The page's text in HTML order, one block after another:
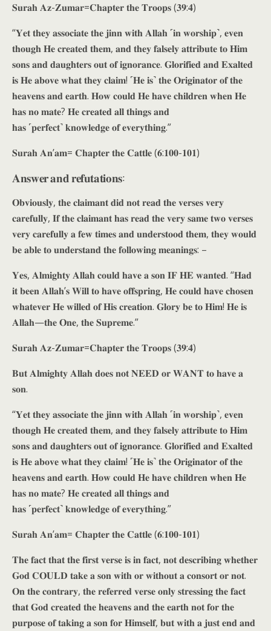
𝐒𝐮𝐫𝐚𝐡 𝐀𝐳-𝐙𝐮𝐦𝐚𝐫=𝐂𝐡𝐚𝐩𝐭𝐞𝐫 𝐭𝐡𝐞 𝐓𝐫𝐨𝐨𝐩𝐬 (𝟑𝟗:𝟒)
“𝐘𝐞𝐭 𝐭𝐡𝐞𝐲 𝐚𝐬𝐬𝐨𝐜𝐢𝐚𝐭𝐞 𝐭𝐡𝐞 𝐣𝐢𝐧𝐧 𝐰𝐢𝐭𝐡 𝐀𝐥𝐥𝐚𝐡 ˹𝐢𝐧 𝐰𝐨𝐫𝐬𝐡𝐢𝐩˺, 𝐞𝐯𝐞𝐧
𝐭𝐡𝐨𝐮𝐠𝐡 𝐇𝐞 𝐜𝐫𝐞𝐚𝐭𝐞𝐝 𝐭𝐡𝐞𝐦, 𝐚𝐧𝐝 𝐭𝐡𝐞𝐲 𝐟𝐚𝐥𝐬𝐞𝐥𝐲 𝐚𝐭𝐭𝐫𝐢𝐛𝐮𝐭𝐞 𝐭𝐨 𝐇𝐢𝐦
𝐬𝐨𝐧𝐬 𝐚𝐧𝐝 𝐝𝐚𝐮𝐠𝐡𝐭𝐞𝐫𝐬 𝐨𝐮𝐭 𝐨𝐟 𝐢𝐠𝐧𝐨𝐫𝐚𝐧𝐜𝐞. 𝐆𝐥𝐨𝐫𝐢𝐟𝐢𝐞𝐝 𝐚𝐧𝐝 𝐄𝐱𝐚𝐥𝐭𝐞𝐝
𝐢𝐬 𝐇𝐞 𝐚𝐛𝐨𝐯𝐞 𝐰𝐡𝐚𝐭 𝐭𝐡𝐞𝐲 𝐜𝐥𝐚𝐢𝐦! ˹𝐇𝐞 𝐢𝐬˺ 𝐭𝐡𝐞 𝐎𝐫𝐢𝐠𝐢𝐧𝐚𝐭𝐨𝐫 𝐨𝐟 𝐭𝐡𝐞
𝐡𝐞𝐚𝐯𝐞𝐧𝐬 𝐚𝐧𝐝 𝐞𝐚𝐫𝐭𝐡. 𝐇𝐨𝐰 𝐜𝐨𝐮𝐥𝐝 𝐇𝐞 𝐡𝐚𝐯𝐞 𝐜𝐡𝐢𝐥𝐝𝐫𝐞𝐧 𝐰𝐡𝐞𝐧 𝐇𝐞
𝐡𝐚𝐬 𝐧𝐨 𝐦𝐚𝐭𝐞? 𝐇𝐞 𝐜𝐫𝐞𝐚𝐭𝐞𝐝 𝐚𝐥𝐥 𝐭𝐡𝐢𝐧𝐠𝐬 𝐚𝐧𝐝
𝐡𝐚𝐬 ˹𝐩𝐞𝐫𝐟𝐞𝐜𝐭˺ 𝐤𝐧𝐨𝐰𝐥𝐞𝐝𝐠𝐞 𝐨𝐟 𝐞𝐯𝐞𝐫𝐲𝐭𝐡𝐢𝐧𝐠.”
𝐒𝐮𝐫𝐚𝐡 𝐀𝐧’𝐚𝐦= 𝐂𝐡𝐚𝐩𝐭𝐞𝐫 𝐭𝐡𝐞 𝐂𝐚𝐭𝐭𝐥𝐞 (𝟔:𝟏𝟎𝟎-𝟏𝟎𝟏)
𝐀𝐧𝐬𝐰𝐞𝐫 𝐚𝐧𝐝 𝐫𝐞𝐟𝐮𝐭𝐚𝐭𝐢𝐨𝐧𝐬:
𝐎𝐛𝐯𝐢𝐨𝐮𝐬𝐥𝐲, 𝐭𝐡𝐞 𝐜𝐥𝐚𝐢𝐦𝐚𝐧𝐭 𝐝𝐢𝐝 𝐧𝐨𝐭 𝐫𝐞𝐚𝐝 𝐭𝐡𝐞 𝐯𝐞𝐫𝐬𝐞𝐬 𝐯𝐞𝐫𝐲
𝐜𝐚𝐫𝐞𝐟𝐮𝐥𝐥𝐲, 𝐈𝐟 𝐭𝐡𝐞 𝐜𝐥𝐚𝐢𝐦𝐚𝐧𝐭 𝐡𝐚𝐬 𝐫𝐞𝐚𝐝 𝐭𝐡𝐞 𝐯𝐞𝐫𝐲 𝐬𝐚𝐦𝐞 𝐭𝐰𝐨 𝐯𝐞𝐫𝐬𝐞𝐬
𝐯𝐞𝐫𝐲 𝐜𝐚𝐫𝐞𝐟𝐮𝐥𝐥𝐲 𝐚 𝐟𝐞𝐰 𝐭𝐢𝐦𝐞𝐬 𝐚𝐧𝐝 𝐮𝐧𝐝𝐞𝐫𝐬𝐭𝐨𝐨𝐝 𝐭𝐡𝐞𝐦, 𝐭𝐡𝐞𝐲 𝐰𝐨𝐮𝐥𝐝
𝐛𝐞 𝐚𝐛𝐥𝐞 𝐭𝐨 𝐮𝐧𝐝𝐞𝐫𝐬𝐭𝐚𝐧𝐝 𝐭𝐡𝐞 𝐟𝐨𝐥𝐥𝐨𝐰𝐢𝐧𝐠 𝐦𝐞𝐚𝐧𝐢𝐧𝐠𝐬: –
𝐘𝐞𝐬, 𝐀𝐥𝐦𝐢𝐠𝐡𝐭𝐲 𝐀𝐥𝐥𝐚𝐡 𝐜𝐨𝐮𝐥𝐝 𝐡𝐚𝐯𝐞 𝐚 𝐬𝐨𝐧 𝐈𝐅 𝐇𝐄 𝐰𝐚𝐧𝐭𝐞𝐝. “𝐇𝐚𝐝
𝐢𝐭 𝐛𝐞𝐞𝐧 𝐀𝐥𝐥𝐚𝐡’𝐬 𝐖𝐢𝐥𝐥 𝐭𝐨 𝐡𝐚𝐯𝐞 𝐨𝐟𝐟𝐬𝐩𝐫𝐢𝐧𝐠, 𝐇𝐞 𝐜𝐨𝐮𝐥𝐝 𝐡𝐚𝐯𝐞 𝐜𝐡𝐨𝐬𝐞𝐧
𝐰𝐡𝐚𝐭𝐞𝐯𝐞𝐫 𝐇𝐞 𝐰𝐢𝐥𝐥𝐞𝐝 𝐨𝐟 𝐇𝐢𝐬 𝐜𝐫𝐞𝐚𝐭𝐢𝐨𝐧. 𝐆𝐥𝐨𝐫𝐲 𝐛𝐞 𝐭𝐨 𝐇𝐢𝐦! 𝐇𝐞 𝐢𝐬
𝐀𝐥𝐥𝐚𝐡—𝐭𝐡𝐞 𝐎𝐧𝐞, 𝐭𝐡𝐞 𝐒𝐮𝐩𝐫𝐞𝐦𝐞.”
𝐒𝐮𝐫𝐚𝐡 𝐀𝐳-𝐙𝐮𝐦𝐚𝐫=𝐂𝐡𝐚𝐩𝐭𝐞𝐫 𝐭𝐡𝐞 𝐓𝐫𝐨𝐨𝐩𝐬 (𝟑𝟗:𝟒)
𝐁𝐮𝐭 𝐀𝐥𝐦𝐢𝐠𝐡𝐭𝐲 𝐀𝐥𝐥𝐚𝐡 𝐝𝐨𝐞𝐬 𝐧𝐨𝐭 𝐍𝐄𝐄𝐃 𝐨𝐫 𝐖𝐀𝐍𝐓 𝐭𝐨 𝐡𝐚𝐯𝐞 𝐚
𝐬𝐨𝐧.
“𝐘𝐞𝐭 𝐭𝐡𝐞𝐲 𝐚𝐬𝐬𝐨𝐜𝐢𝐚𝐭𝐞 𝐭𝐡𝐞 𝐣𝐢𝐧𝐧 𝐰𝐢𝐭𝐡 𝐀𝐥𝐥𝐚𝐡 ˹𝐢𝐧 𝐰𝐨𝐫𝐬𝐡𝐢𝐩˺, 𝐞𝐯𝐞𝐧
𝐭𝐡𝐨𝐮𝐠𝐡 𝐇𝐞 𝐜𝐫𝐞𝐚𝐭𝐞𝐝 𝐭𝐡𝐞𝐦, 𝐚𝐧𝐝 𝐭𝐡𝐞𝐲 𝐟𝐚𝐥𝐬𝐞𝐥𝐲 𝐚𝐭𝐭𝐫𝐢𝐛𝐮𝐭𝐞 𝐭𝐨 𝐇𝐢𝐦
𝐬𝐨𝐧𝐬 𝐚𝐧𝐝 𝐝𝐚𝐮𝐠𝐡𝐭𝐞𝐫𝐬 𝐨𝐮𝐭 𝐨𝐟 𝐢𝐠𝐧𝐨𝐫𝐚𝐧𝐜𝐞. 𝐆𝐥𝐨𝐫𝐢𝐟𝐢𝐞𝐝 𝐚𝐧𝐝 𝐄𝐱𝐚𝐥𝐭𝐞𝐝
𝐢𝐬 𝐇𝐞 𝐚𝐛𝐨𝐯𝐞 𝐰𝐡𝐚𝐭 𝐭𝐡𝐞𝐲 𝐜𝐥𝐚𝐢𝐦! ˹𝐇𝐞 𝐢𝐬˺ 𝐭𝐡𝐞 𝐎𝐫𝐢𝐠𝐢𝐧𝐚𝐭𝐨𝐫 𝐨𝐟 𝐭𝐡𝐞
𝐡𝐞𝐚𝐯𝐞𝐧𝐬 𝐚𝐧𝐝 𝐞𝐚𝐫𝐭𝐡. 𝐇𝐨𝐰 𝐜𝐨𝐮𝐥𝐝 𝐇𝐞 𝐡𝐚𝐯𝐞 𝐜𝐡𝐢𝐥𝐝𝐫𝐞𝐧 𝐰𝐡𝐞𝐧 𝐇𝐞
𝐡𝐚𝐬 𝐧𝐨 𝐦𝐚𝐭𝐞? 𝐇𝐞 𝐜𝐫𝐞𝐚𝐭𝐞𝐝 𝐚𝐥𝐥 𝐭𝐡𝐢𝐧𝐠𝐬 𝐚𝐧𝐝
𝐡𝐚𝐬 ˹𝐩𝐞𝐫𝐟𝐞𝐜𝐭˺ 𝐤𝐧𝐨𝐰𝐥𝐞𝐝𝐠𝐞 𝐨𝐟 𝐞𝐯𝐞𝐫𝐲𝐭𝐡𝐢𝐧𝐠.”
𝐒𝐮𝐫𝐚𝐡 𝐀𝐧’𝐚𝐦= 𝐂𝐡𝐚𝐩𝐭𝐞𝐫 𝐭𝐡𝐞 𝐂𝐚𝐭𝐭𝐥𝐞 (𝟔:𝟏𝟎𝟎-𝟏𝟎𝟏)
𝐓𝐡𝐞 𝐟𝐚𝐜𝐭 𝐭𝐡𝐚𝐭 𝐭𝐡𝐞 𝐟𝐢𝐫𝐬𝐭 𝐯𝐞𝐫𝐬𝐞 𝐢𝐬 𝐢𝐧 𝐟𝐚𝐜𝐭, 𝐧𝐨𝐭 𝐝𝐞𝐬𝐜𝐫𝐢𝐛𝐢𝐧𝐠 𝐰𝐡𝐞𝐭𝐡𝐞𝐫
𝐆𝐨𝐝 𝐂𝐎𝐔𝐋𝐃 𝐭𝐚𝐤𝐞 𝐚 𝐬𝐨𝐧 𝐰𝐢𝐭𝐡 𝐨𝐫 𝐰𝐢𝐭𝐡𝐨𝐮𝐭 𝐚 𝐜𝐨𝐧𝐬𝐨𝐫𝐭 𝐨𝐫 𝐧𝐨𝐭.
𝐎𝐧 𝐭𝐡𝐞 𝐜𝐨𝐧𝐭𝐫𝐚𝐫𝐲, 𝐭𝐡𝐞 𝐫𝐞𝐟𝐞𝐫𝐫𝐞𝐝 𝐯𝐞𝐫𝐬𝐞 𝐨𝐧𝐥𝐲 𝐬𝐭𝐫𝐞𝐬𝐬𝐢𝐧𝐠 𝐭𝐡𝐞 𝐟𝐚𝐜𝐭
𝐭𝐡𝐚𝐭 𝐆𝐨𝐝 𝐜𝐫𝐞𝐚𝐭𝐞𝐝 𝐭𝐡𝐞 𝐡𝐞𝐚𝐯𝐞𝐧𝐬 𝐚𝐧𝐝 𝐭𝐡𝐞 𝐞𝐚𝐫𝐭𝐡 𝐧𝐨𝐭 𝐟𝐨𝐫 𝐭𝐡𝐞
𝐩𝐮𝐫𝐩𝐨𝐬𝐞 𝐨𝐟 𝐭𝐚𝐤𝐢𝐧𝐠 𝐚 𝐬𝐨𝐧 𝐟𝐨𝐫 𝐇𝐢𝐦𝐬𝐞𝐥𝐟, 𝐛𝐮𝐭 𝐰𝐢𝐭𝐡 𝐚 𝐣𝐮𝐬𝐭 𝐞𝐧𝐝 𝐚𝐧𝐝